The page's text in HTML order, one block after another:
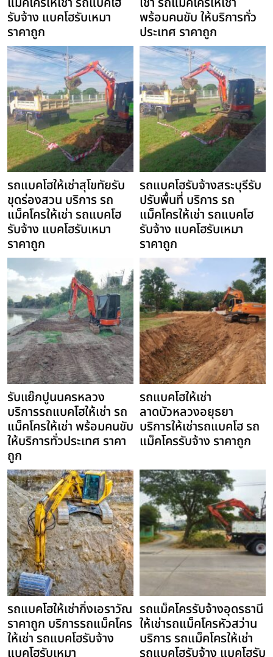
รับจ้าง แบคโฮรับเหมา
ราคาถูก
พร้อมคนขับ ให้บริการทั่ว
ประเทศ ราคาถูก
รถแบคโฮให้เช่าสุโขทัยรับ
ขุดร่องสวน บริการ รถ
แม็คโครให้เช่า รถแบคโฮ
รับจ้าง แบคโฮรับเหมา
ราคาถูก
รถแบคโฮรับจ้างสระบุรีรับ
ปรับพื้นที่ บริการ รถ
แม็คโครให้เช่า รถแบคโฮ
รับจ้าง แบคโฮรับเหมา
ราคาถูก
รับแย๊กปูนนครหลวง
บริการรถแบคโฮให้เช่า รถ
แม็คโครให้เช่า พร้อมคนขับ
ให้บริการทั่วประเทศ ราคา
ถูก
รถแบคโฮให้เช่า
ลาดบัวหลวงอยุธยา
บริการให้เช่ารถแบคโฮ รถ
แม็คโครรับจ้าง ราคาถูก
รถแบคโฮให้เช่ากิ่งเอราวัณ
ราคาถูก บริการรถแม็คโคร
ให้เช่า รถแบคโฮรับจ้าง
รถแม็คโครรับจ้างอุดรธานี
ให้เช่ารถแม็คโครหัวสว่าน
บริการ รถแม็คโครให้เช่า